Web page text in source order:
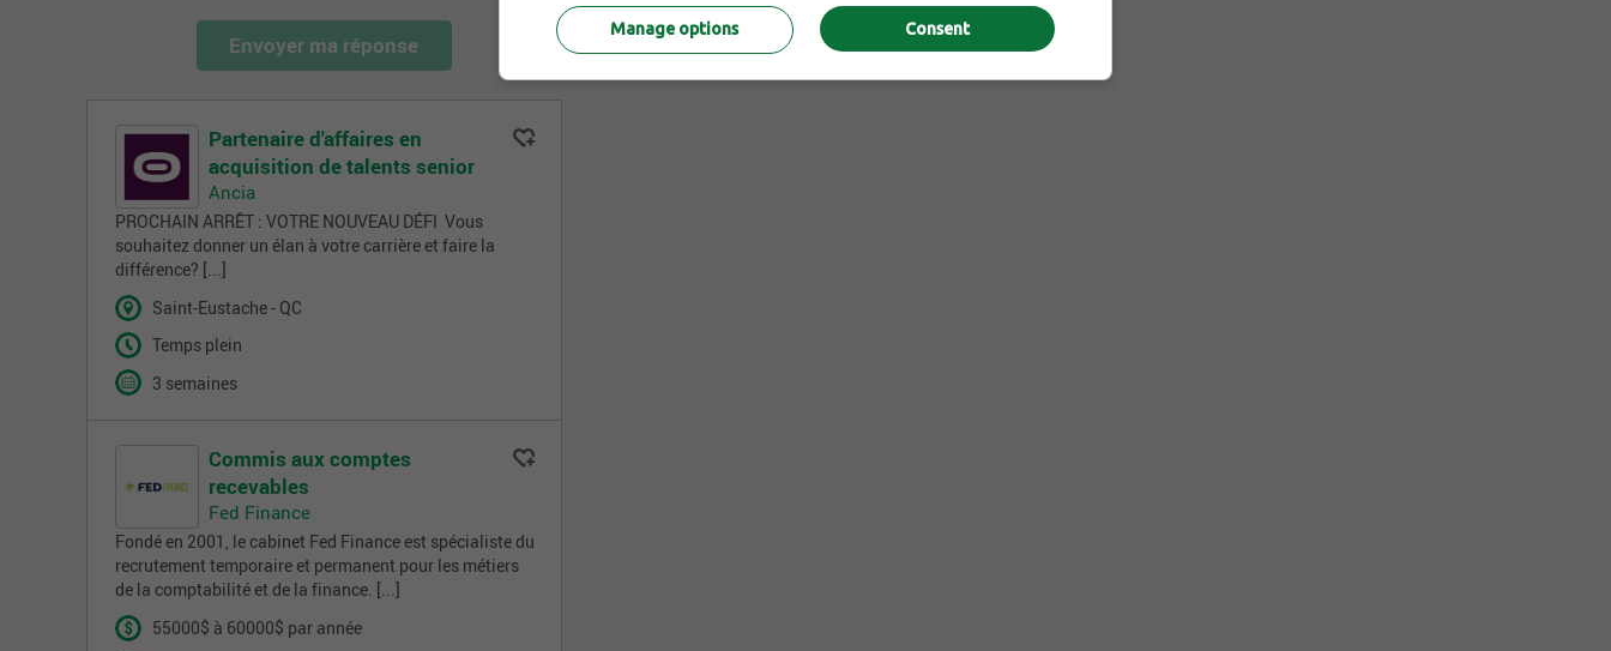
Envoyer ma réponse
Partenaire d'affaires en
acquisition de talents senior
Ancia
PROCHAIN ARRÊT : VOTRE NOUVEAU DÉFI Vous
souhaitez donner un élan à votre carrière et faire la
différence? [...]
Saint-Eustache - QC
Temps plein
3 semaines
Commis aux comptes
recevables
Fed Finance
Fondé en 2001, le cabinet Fed Finance est spécialiste du
recrutement temporaire et permanent pour les métiers
de la comptabilité et de la finance. [...]
55000$ à 60000$ par année
Consent
Manage options